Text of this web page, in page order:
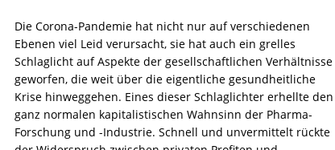
Die Corona-Pandemie hat nicht nur auf verschiedenen
Ebenen viel Leid verursacht, sie hat auch ein grelles
Schlaglicht auf Aspekte der gesellschaftlichen Verhältnisse
geworfen, die weit über die eigentliche gesundheitliche
Krise hinweggehen. Eines dieser Schlaglichter erhellte den
ganz normalen kapitalistischen Wahnsinn der Pharma-
Forschung und -Industrie. Schnell und unvermittelt rückte